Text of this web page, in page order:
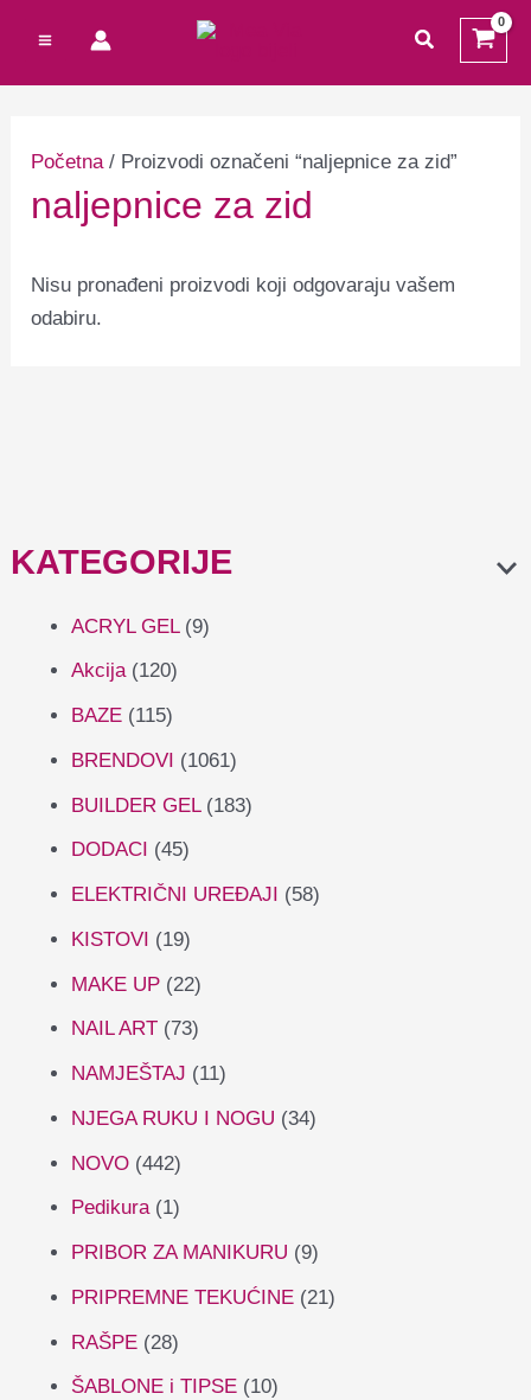
sadržaj
traži
KATEGORIJE
ACRYL GEL (9)
Akcija (120)
BAZE (115)
BRENDOVI (1061)
BUILDER GEL (183)
DODACI (45)
ELEKTRIČNI UREĐAJI (58)
KISTOVI (19)
MAKE UP (22)
NAIL ART (73)
NAMJEŠTAJ (11)
NJEGA RUKU I NOGU (34)
NOVO (442)
Pedikura (1)
PRIBOR ZA MANIKURU (9)
PRIPREMNE TEKUĆINE (21)
RAŠPE (28)
ŠABLONE i TIPSE (10)
Početna/ Proizvodi označeni “naljepnice za zid”
naljepnice za zid
Nisu pronađeni proizvodi koji odgovaraju vašem
odabiru.
Total: